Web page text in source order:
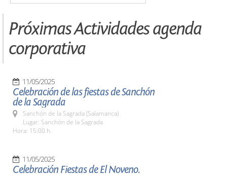
Próximas Actividades agenda
corporativa
11/05/2025
Celebración de las fiestas de Sanchón
de la Sagrada
Sanchón de la Sagrada (Salamanca)
Lugar: Sanchón de la Sagrada
Hora: 15:00 h.
11/05/2025
Celebración Fiestas de El Noveno.